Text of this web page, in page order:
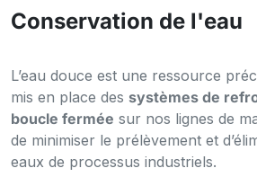
Conservation de l'eau
L’eau douce est une ressource
mis en place des systèmes de
boucle fermée sur nos lignes de
de minimiser le prélèvement et
eaux de processus industriels.